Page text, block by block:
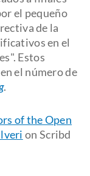
el pequeño
de la
en el
Estos
el número de
.
of the Open
on Scribd